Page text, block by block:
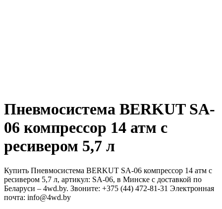
Пневмосистема BERKUT SA-
06 компрессор 14 атм с
ресивером 5,7 л
Купить Пневмосистема BERKUT SA-06 компрессор 14 атм с
ресивером 5,7 л, артикул: SA-06, в Минске с доставкой по
Беларуси – 4wd.by. Звоните: +375 (44) 472-81-31 Электронная
почта: info@4wd.by